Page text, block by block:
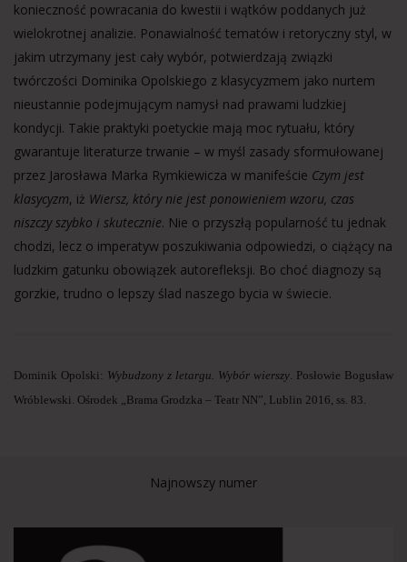
konieczność powracania do kwestii i wątków poddanych już
wielokrotnej analizie. Ponawialność tematów i retoryczny styl, w
jakim utrzymany jest cały wybór, potwierdzają związki
twórczości Dominika Opolskiego z klasycyzmem jako nurtem
nieustannie podejmującym namysł nad prawami ludzkiej
kondycji. Takie praktyki poetyckie mają moc rytuału, który
gwarantuje literaturze trwanie – w myśl zasady sformułowanej
przez Jarosława Marka Rymkiewicza w manifeście Czym jest
klasycyzm, iż Wiersz, który nie jest ponowieniem wzoru, czas
niszczy szybko i skutecznie. Nie o przyszłą popularność tu jednak
chodzi, lecz o imperatyw poszukiwania odpowiedzi, o ciążący na
ludzkim gatunku obowiązek autorefleksji. Bo choć diagnozy są
gorzkie, trudno o lepszy ślad naszego bycia w świecie.
Dominik Opolski: Wybudzony z letargu. Wybór wierszy. Posłowie Bogusław
Wróblewski. Ośrodek „Brama Grodzka – Teatr NN”, Lublin 2016, ss. 83.
Najnowszy numer